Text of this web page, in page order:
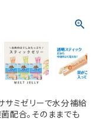
サミゼリーで水分補給
配合。そのままでも